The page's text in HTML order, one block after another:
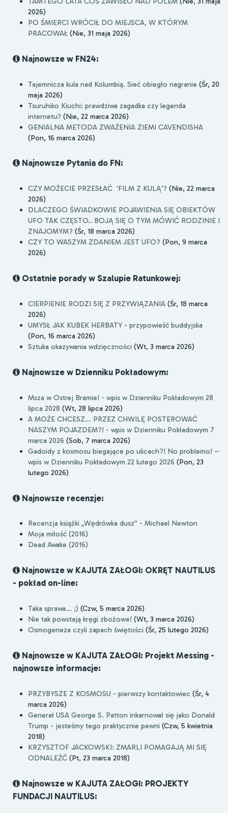
2026)
PO ŚMIERCI WRÓCIŁ DO MIEJSCA, W KTÓRYM
PRACOWAŁ (Nie, 31 maja 2026)
Najnowsze w FN24:
Tajemnicza kula nad Kolumbią. Sieć obiegło nagranie (Śr, 20
maja 2026)
Tsuruhiko Kiuchi: prawdziwa zagadka czy legenda
internetu? (Nie, 22 marca 2026)
GENIALNA METODA ZWAŻENIA ZIEMI CAVENDISHA
(Pon, 16 marca 2026)
Najnowsze Pytania do FN:
CZY MOŻECIE PRZESŁAĆ 'FILM Z KULĄ'? (Nie, 22 marca
2026)
DLACZEGO ŚWIADKOWIE POJAWIENIA SIĘ OBIEKTÓW
UFO TAK CZĘSTO.. BOJĄ SIĘ O TYM MÓWIĆ RODZINIE I
ZNAJOMYM? (Śr, 18 marca 2026)
CZY TO WASZYM ZDANIEM JEST UFO? (Pon, 9 marca
2026)
Ostatnie porady w Szalupie Ratunkowej:
CIERPIENIE RODZI SIĘ Z PRZYWIĄZANIA (Śr, 18 marca
2026)
UMYSŁ JAK KUBEK HERBATY - przypowieść buddyjska
(Pon, 16 marca 2026)
Sztuka okazywania wdzięczności (Wt, 3 marca 2026)
Najnowsze w Dzienniku Pokładowym:
Msza w Ostrej Bramie! - wpis w Dzienniku Pokładowym 28
lipca 2028 (Wt, 28 lipca 2026)
A MOŻE CHCESZ... PRZEZ CHWILĘ POSTEROWAĆ
NASZYM POJAZDEM?! - wpis w Dzienniku Pokładowym 7
marca 2026 (Sob, 7 marca 2026)
Gadoidy z kosmosu biegające po ulicach?! No problemo! –
wpis w Dzienniku Pokładowym 22 lutego 2026 (Pon, 23
lutego 2026)
Najnowsze recenzje:
Recenzja książki „Wędrówka dusz” - Michael Newton
Moja miłość (2016)
Dead Awake (2016)
Najnowsze w KAJUTA ZAŁOGI: OKRĘT NAUTILUS
- pokład on-line:
Taka sprawa... ;) (Czw, 5 marca 2026)
Nie tak powstają kręgi zbożowe! (Wt, 3 marca 2026)
Osmogeneza czyli zapach świętości (Śr, 25 lutego 2026)
Najnowsze w KAJUTA ZAŁOGI: Projekt Messing -
najnowsze informacje:
PRZYBYSZE Z KOSMOSU - pierwszy kontaktowiec (Śr, 4
marca 2026)
Generał USA George S. Patton inkarnował się jako Donald
Trump - jesteśmy tego praktycznie pewni (Czw, 5 kwietnia
2018)
KRZYSZTOF JACKOWSKI: ZMARLI POMAGAJĄ MI SIĘ
ODNALEŹĆ (Pt, 23 marca 2018)
Najnowsze w KAJUTA ZAŁOGI: PROJEKTY
FUNDACJI NAUTILUS: